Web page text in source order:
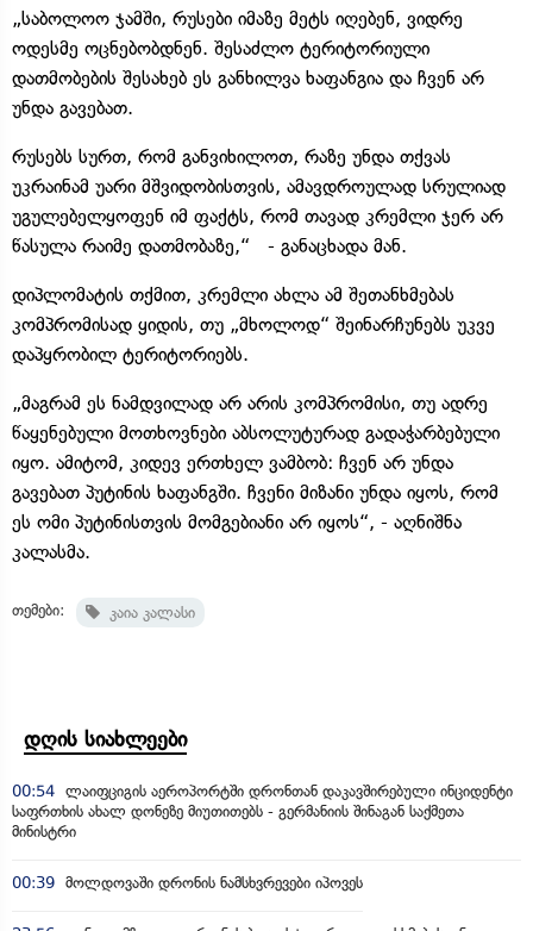
„საბოლოო ჯამში, რუსები იმაზე მეტს იღებენ, ვიდრე
ოდესმე ოცნებობდნენ. შესაძლო ტერიტორიული
დათმობების შესახებ ეს განხილვა ხაფანგია და ჩვენ არ
უნდა გავებათ.
რუსებს სურთ, რომ განვიხილოთ, რაზე უნდა თქვას
უკრაინამ უარი მშვიდობისთვის, ამავდროულად სრულიად
უგულებელყოფენ იმ ფაქტს, რომ თავად კრემლი ჯერ არ
წასულა რაიმე დათმობაზე,“ - განაცხადა მან.
დიპლომატის თქმით, კრემლი ახლა ამ შეთანხმებას
კომპრომისად ყიდის, თუ „მხოლოდ“ შეინარჩუნებს უკვე
დაპყრობილ ტერიტორიებს.
„მაგრამ ეს ნამდვილად არ არის კომპრომისი, თუ ადრე
წაყენებული მოთხოვნები აბსოლუტურად გადაჭარბებული
იყო. ამიტომ, კიდევ ერთხელ ვამბობ: ჩვენ არ უნდა
გავებათ პუტინის ხაფანგში. ჩვენი მიზანი უნდა იყოს, რომ
ეს ომი პუტინისთვის მომგებიანი არ იყოს“, - აღნიშნა
კალასმა.
თემები: კაია კალასი
დღის სიახლეები
00:54 ლაიფციგის აეროპორტში დრონთან დაკავშირებული ინციდენტი
საფრთხის ახალ დონეზე მიუთითებს - გერმანიის შინაგან საქმეთა
მინისტრი
00:39 მოლდოვაში დრონის ნამსხვრევები იპოვეს